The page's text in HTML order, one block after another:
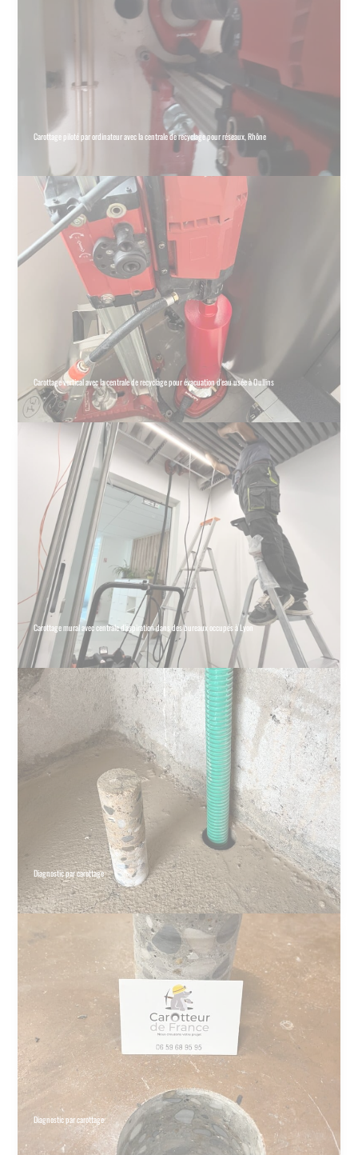
Carottage piloté par ordinateur avec la centrale de recyclage pour réseaux, Rhône
Carottage vertical avec la centrale de recyclage pour évacuation d'eau usée à Oullins
Carottage mural avec centrale d'aspiration dans des bureaux occupés à Lyon
Diagnostic par carottage
Diagnostic par carottage